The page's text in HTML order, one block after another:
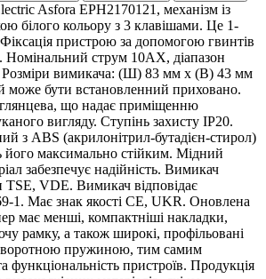
Asfora EPH2170121, механізм із
білого кольору з 3 клавішами. Це 1-
пристрою за допомогою гвинтів
струм 10AX, діапазон
Розміри вимикача: (Ш) 83 мм x (В) 43 мм
може бути встановленний приховано.
що надає приміщенню
вигляду. Ступінь захисту IP20.
з ABS (акрилонітрил-бутадієн-стирол)
його максимально стійким. Мідний
забезпечує надійність. Вимикач
TSE, VDE. Вимикач відповідає
1. Має знак якості CE, UKR. Оновлена
має менші, компактніші накладки,
рамку, а також широкі, профільовані
пружиною, тим самим
функціональність пристроїв. Продукція